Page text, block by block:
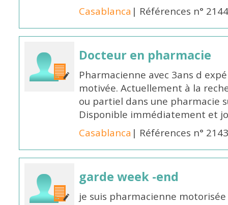
Casablanca | Références n°
Docteur en pharmacie
Pharmacienne avec 3ans d
motivée. Actuellement à la
ou partiel dans une pharmacie
Disponible immédiatement et
Casablanca | Références n°
garde week -end
je suis pharmacienne